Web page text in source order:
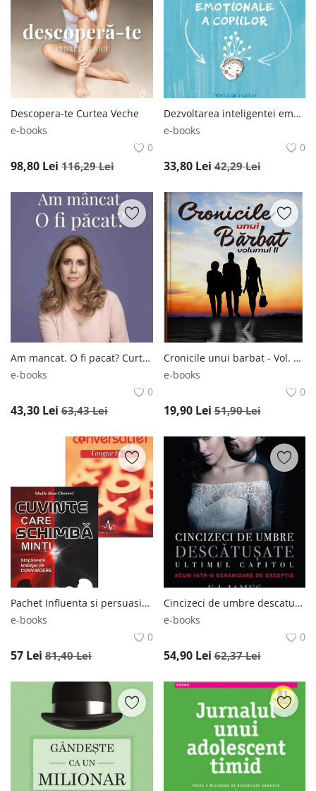
Descopera-te Curtea Veche
e-books
0
98,80 Lei 116,29Lei
Dezvoltarea inteligentei emotionale a copiilor Curtea Veche
e-books
0
33,80 Lei 42,29Lei
Am mancat. O fi pacat? Curtea Veche
e-books
0
43,30 Lei 63,43Lei
Cronicile unui barbat - Vol. 2 Bookzone
e-books
0
19,90 Lei 51,90Lei
Pachet Influenta si persuasiune Amaltea
e-books
0
57 Lei 81,40Lei
Cincizeci de umbre descatusate Fifty Shades Vol. 3 Trei
e-books
0
54,90 Lei 62,37Lei